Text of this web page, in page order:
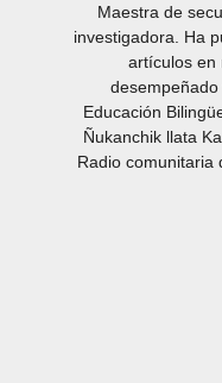
Maestra de
investigadora. Ha
artículos en
Educación
Ñukanchik llata
Radio comunitaria